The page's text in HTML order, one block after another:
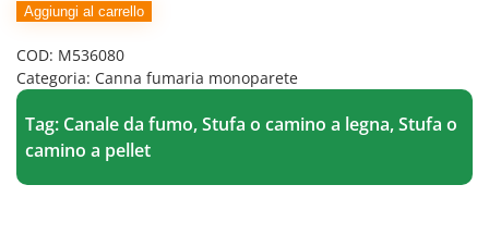
in
inox
per
canna
fumaria
monoparete
quantità
Aggiungi al carrello
COD: M536080
Categoria: Canna fumaria monoparete
Tag: Canale da fumo,Stufa o camino a legna,Stufa o
camino a pellet